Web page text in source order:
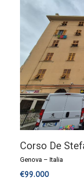
Corso De
Genova – Italia
€99.000